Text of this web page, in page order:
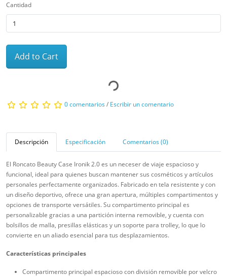
Cantidad
Add to Cart
0 comentarios/ Escribir un comentario
Descripción Especificación Comentarios (0)
El Roncato Beauty Case Ironik 2.0 es un neceser de viaje espacioso y
funcional, ideal para quienes buscan mantener sus cosméticos y artículos
personales perfectamente organizados. Fabricado en tela resistente y con
un diseño deportivo, ofrece una gran apertura, múltiples compartimentos y
opciones de transporte versátiles. Su compartimento principal es
personalizable gracias a una partición interna removible, y cuenta con
bolsillos de malla, presillas elásticas y un soporte para trolley, lo que lo
convierte en un aliado esencial para tus desplazamientos.
Características principales
Compartimento principal espacioso con división removible por velcro